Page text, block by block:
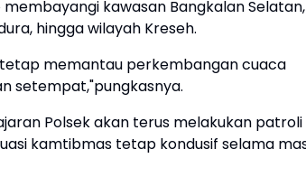
kawasan Bangkalan Selatan,
hingga wilayah Kreseh.
memantau perkembangan cuaca
setempat,"pungkasnya.
Polsek akan terus melakukan patroli
kamtibmas tetap kondusif selama